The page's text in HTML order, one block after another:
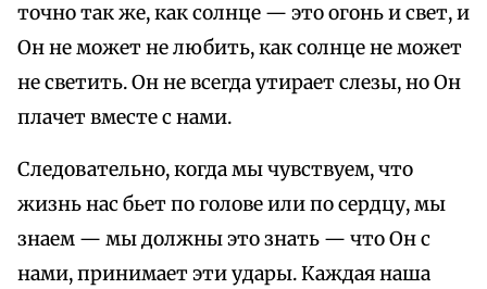
точно так же, как солнце — это огонь и свет, и
Он не может не любить, как солнце не может
не светить. Он не всегда утирает слезы, но Он
плачет вместе с нами.
Следовательно, когда мы чувствуем, что
жизнь нас бьет по голове или по сердцу, мы
знаем — мы должны это знать — что Он с
нами, принимает эти удары. Каждая наша